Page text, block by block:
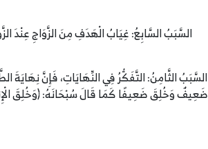
السَّبَبُ السَّابِعُ: غِيَابُ الْهَدَفِ مِنَ الزَّوَاجِ عِنْدَ
السَّبَبُ الثَّامِنُ: التَّفَكُّرُ فِي النِّهَايَاتِ، فَإِنَّ نِهَايَةَ